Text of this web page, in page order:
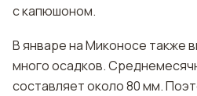
с капюшоном.
В январе на Миконосе также
много осадков.
составляет около 80 мм.